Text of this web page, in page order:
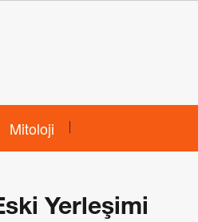
Mitoloji
Yerleşimi